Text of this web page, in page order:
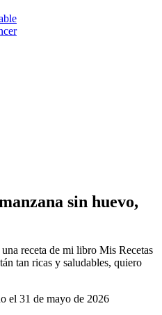
sin huevo,
receta de mi libro Mis Recetas
tan ricas y saludables, quiero
el 31 de mayo de 2026